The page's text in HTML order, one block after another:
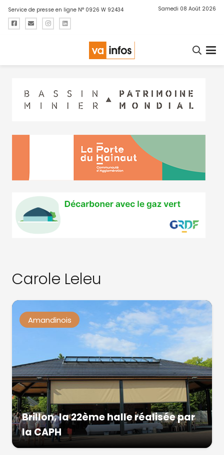
Service de presse en ligne N° 0926 W 92434 Samedi 08 Août 2026
Carole Leleu
Amandinois
Brillon, la 22ème halle réalisée par
la CAPH